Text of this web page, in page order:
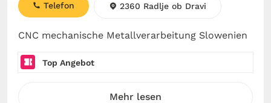
CNC mechanische Metallverarbeitung Slowenien
Telefon 2360 Radlje ob Dravi
Top Angebot
Mehr lesen